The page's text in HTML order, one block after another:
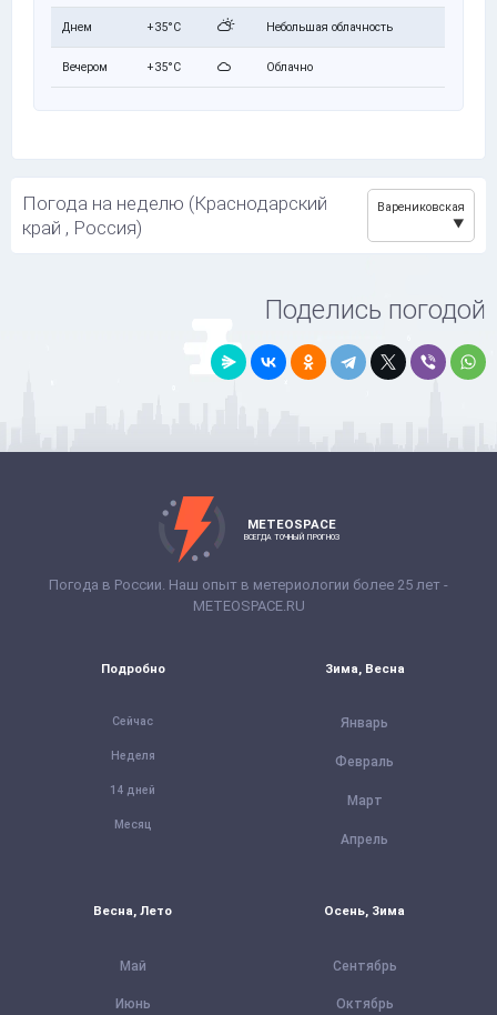
Днем +35°C Небольшая облачность
Вечером +35°C Облачно
Погода на неделю (Краснодарский
край , Россия)
Варениковская
Поделись погодой
METEOSPACE
ВСЕГДА ТОЧНЫЙ ПРОГНОЗ
Погода в России. Наш опыт в метериологии более 25 лет -
METEOSPACE.RU
Подробно
Сейчас
Неделя
14 дней
Месяц
Зима, Весна
Январь
Февраль
Март
Апрель
Весна, Лето
Май
Июнь
Осень, Зима
Сентябрь
Октябрь